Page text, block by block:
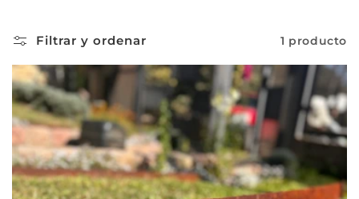
i
ó
n
:
Filtrar y ordenar 1 producto